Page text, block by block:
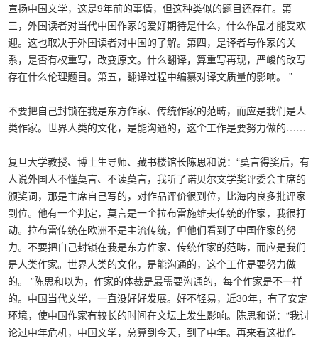
宣扬中国文学，这是9年前的事情，但这种类似的题目还存在。第
三，外国读者对当代中国作家的爱好期待是什么，什么作品才能受欢
迎。这也取决于外国读者对中国的了解。第四，是译者与作家的关
系，是否有权重写，改变原文。什么翻译，算重写再现，严峻的改写
存在什么伦理题目。第五，翻译过程中编纂对译文质量的影响。 ”
不要把自己封锁在我是东方作家、传统作家的范畴，而应是我们是人
类作家。世界人类的文化，是能沟通的，这个工作是要努力做的……
复旦大学教授、博士生导师、藏书楼馆长陈思和说：“莫言得奖后，有
人说外国人不懂莫言、不读莫言，我听了诺贝尔文学奖评委会主席的
颁奖词，那是主席自己写的，对作品评价很到位，比海内良多批评家
到位。他有一个判定，莫言是一个拉布雷施维夫传统的作家，我很打
动。拉布雷传统在欧洲不是主流传统，但他们看到了中国作家的努
力。不要把自己封锁在我是东方作家、传统作家的范畴，而应是我们
是人类作家。世界人类的文化，是能沟通的，这个工作是要努力做
的。 ”陈思和以为，作家的体裁是最需要沟通的，每个作家是不一样
的。中国当代文学，一直没好好发展。好不轻易，近30年，有了安定
环境，使中国作家有较长的时间在文坛上发生影响。陈思和说：“我讨
论过中年危机，中国文学，总算到今天，到了中年。再来看这批作